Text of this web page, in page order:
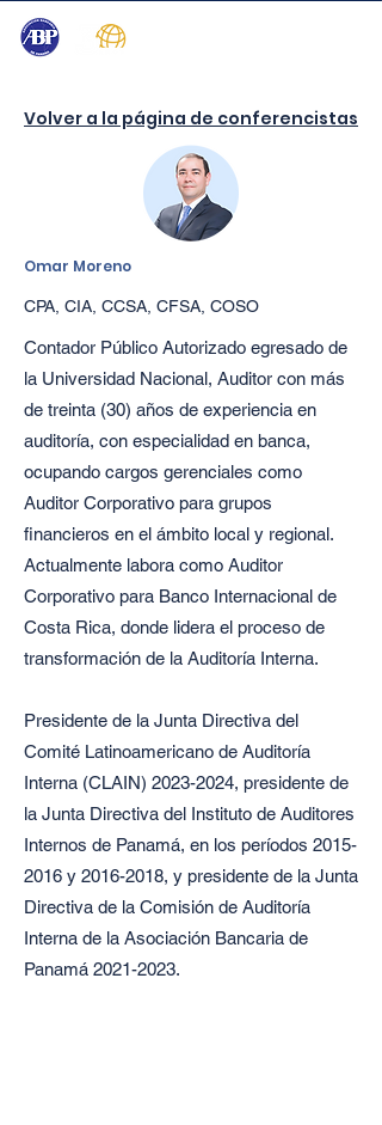
Volver a la página de conferencistas
Omar Moreno
CPA, CIA, CCSA, CFSA, COSO
Contador Público Autorizado egresado de
la Universidad Nacional, Auditor con más
de treinta (30) años de experiencia en
auditoría, con especialidad en banca,
ocupando cargos gerenciales como
Auditor Corporativo para grupos
financieros en el ámbito local y regional.
Actualmente labora como Auditor
Corporativo para Banco Internacional de
Costa Rica, donde lidera el proceso de
transformación de la Auditoría Interna.
Presidente de la Junta Directiva del
Comité Latinoamericano de Auditoría
Interna (CLAIN) 2023-2024, presidente de
la Junta Directiva del Instituto de Auditores
Internos de Panamá, en los períodos 2015-
2016 y 2016-2018, y presidente de la Junta
Directiva de la Comisión de Auditoría
Interna de la Asociación Bancaria de
Panamá 2021-2023.